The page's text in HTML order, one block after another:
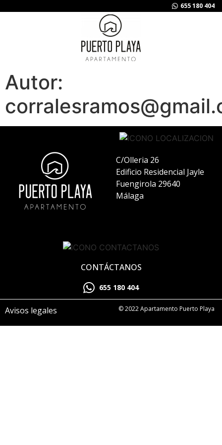
655 180 404
Autor:
C/Olleria 26
Edificio Residencial Jayle
Fuengirola 29640
Málaga
CONTÁCTANOS
655 180 404
Avisos legales © 2022 Apartamento Puerto Playa